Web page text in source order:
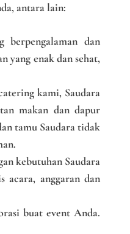
antara lain:
dan
yang enak dan sehat,
kami, Saudara
makan dan dapur
tamu Saudara tidak
kebutuhan Saudara
acara, anggaran dan
buat event Anda.